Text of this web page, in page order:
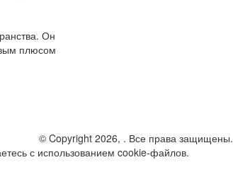
Он
плюсом
© Copyright 2026, . Все права защищены.
с использованием cookie-файлов.